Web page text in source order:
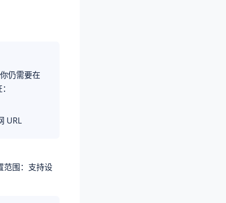
仍需要在
URL
范围：支持设